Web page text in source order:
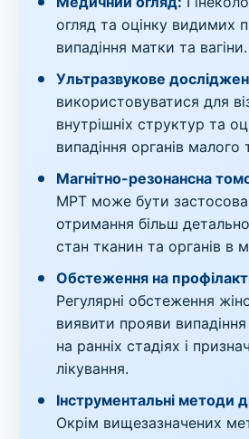
огляд та оцінку видимих
випадіння матки та вагіни.
Ультразвукове
використовуватися для
внутрішніх структур та
випадіння органів малого
Магнітно-резонансна
МРТ може бути
отримання більш
стан тканин та органів в
Обстеження на
Регулярні обстеження
виявити прояви
на ранніх стадіях і
лікування.
Інструментальні методи
Окрім вищезазначених